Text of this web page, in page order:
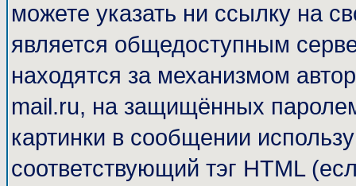
можете указать ни ссылку на
является общедоступным
находятся за механизмом
mail.ru, на защищённых
картинки в сообщении
соответствующий тэг HTML